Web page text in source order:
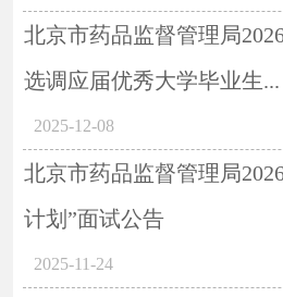
北京市药品监督管理局
选调应届优秀大学毕业生...
2025-12-08
北京市药品监督管理局
计划”面试公告
2025-11-24